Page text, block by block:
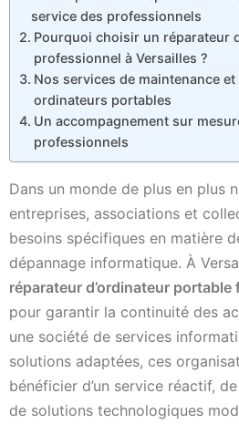
service des professionnels
Pourquoi choisir un réparateur
professionnel à Versailles ?
Nos services de maintenance
ordinateurs portables
Un accompagnement sur
professionnels
Dans un monde de plus en plus
entreprises, associations et
besoins spécifiques en matière
dépannage informatique. À
réparateur d’ordinateur portable
pour garantir la continuité des
une société de services
solutions adaptées, ces
bénéficier d’un service réactif,
de solutions technologiques